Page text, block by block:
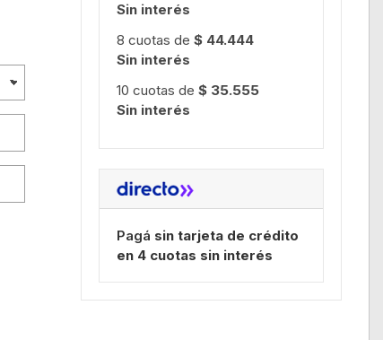
Sin interés
8 cuotas de $ 44.444
Sin interés
10 cuotas de $ 35.555
Sin interés
Pagá sin tarjeta de crédito
en 4 cuotas sin interés